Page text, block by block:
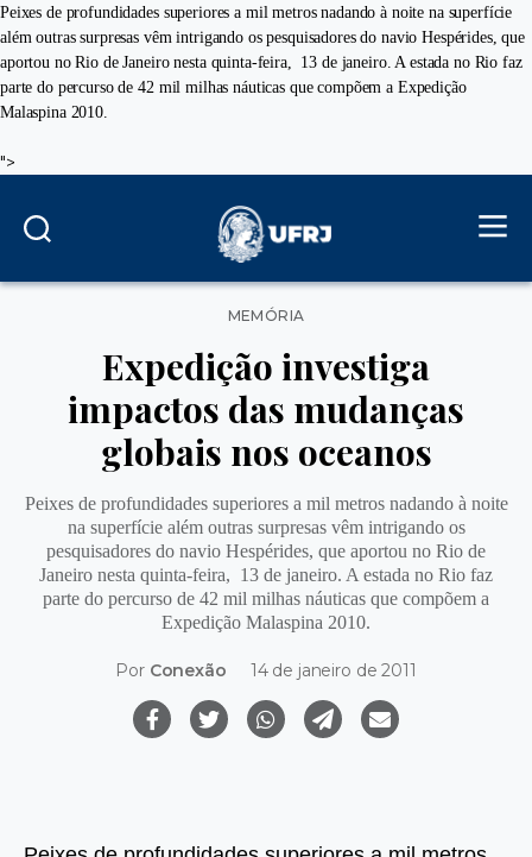
Peixes de profundidades superiores a mil metros nadando à noite na superfície
além outras surpresas vêm intrigando os pesquisadores do navio Hespérides, que
aportou no Rio de Janeiro nesta quinta-feira, 13 de janeiro. A estada no Rio faz
parte do percurso de 42 mil milhas náuticas que compõem a Expedição
Malaspina 2010.
">
Categorias
MEMÓRIA
Expedição investiga
impactos das mudanças
globais nos oceanos
Peixes de profundidades superiores a mil metros nadando à noite
na superfície além outras surpresas vêm intrigando os
pesquisadores do navio Hespérides, que aportou no Rio de
Janeiro nesta quinta-feira, 13 de janeiro. A estada no Rio faz
parte do percurso de 42 mil milhas náuticas que compõem a
Expedição Malaspina 2010.
Por Conexão 14 de janeiro de 2011